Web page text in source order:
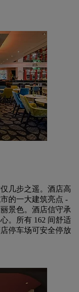
几步之遥。酒店高
的一大建筑亮点 -
景色。酒店信守承
。所有 162 间舒适
停车场可安全停放